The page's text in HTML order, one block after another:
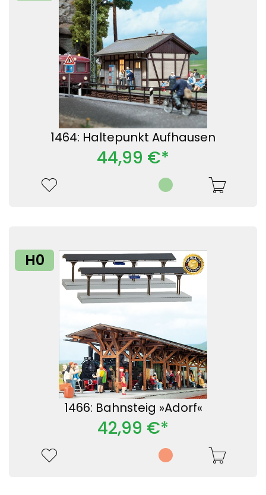
1464: Haltepunkt Aufhausen
44,99 €*
H0
1466: Bahnsteig »Adorf«
42,99 €*